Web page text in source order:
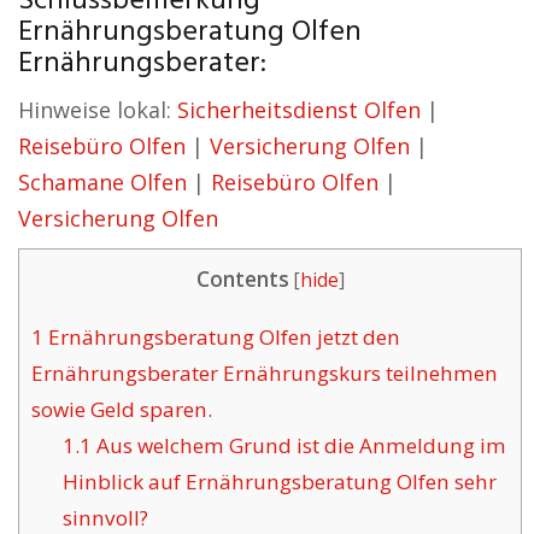
Ernährungsberatung Olfen
Ernährungsberater:
Hinweise lokal: Sicherheitsdienst Olfen |
Reisebüro Olfen | Versicherung Olfen |
Schamane Olfen | Reisebüro Olfen |
Versicherung Olfen
Contents [hide]
1 Ernährungsberatung Olfen jetzt den
Ernährungsberater Ernährungskurs teilnehmen
sowie Geld sparen.
1.1 Aus welchem Grund ist die Anmeldung im
Hinblick auf Ernährungsberatung Olfen sehr
sinnvoll?